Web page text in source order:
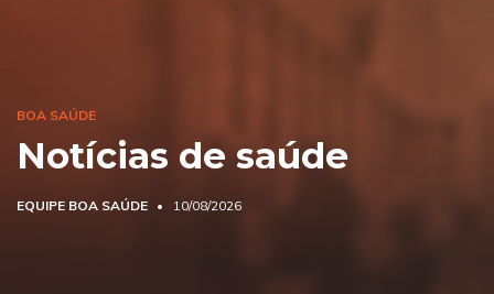
BOA SAÚDE
Notícias de saúde
EQUIPE BOA SAÚDE 10/08/2026